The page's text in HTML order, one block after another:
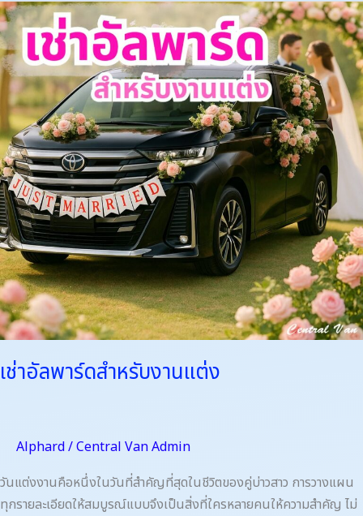
เช่าอัลพาร์ดสำหรับงานแต่ง
Alphard/Central Van Admin
วันแต่งงานคือหนึ่งในวันที่สำคัญที่สุดในชีวิตของคู่บ่าวสาว การวางแผน
ทุกรายละเอียดให้สมบูรณ์แบบจึงเป็นสิ่งที่ใครหลายคนให้ความสำคัญ ไม่
เช่า
อัล
พาร์
ด
สำหรับ
งาน
แต่ง